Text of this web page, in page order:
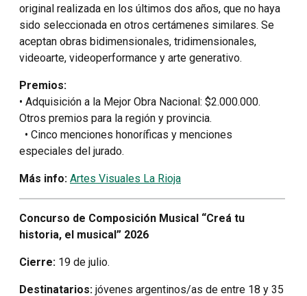
original realizada en los últimos dos años, que no haya
sido seleccionada en otros certámenes similares. Se
aceptan obras bidimensionales, tridimensionales,
videoarte, videoperformance y arte generativo.
Premios:
• Adquisición a la Mejor Obra Nacional: $2.000.000.
Otros premios para la región y provincia.
• Cinco menciones honoríficas y menciones
especiales del jurado.
Más info: Artes Visuales La Rioja
Concurso de Composición Musical “Creá tu
historia, el musical” 2026
Cierre: 19 de julio.
Destinatarios: jóvenes argentinos/as de entre 18 y 35